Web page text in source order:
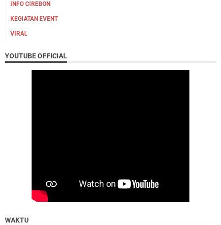
INFO CIREBON
KEGIATAN EVENT
VIRAL
YOUTUBE OFFICIAL
WAKTU